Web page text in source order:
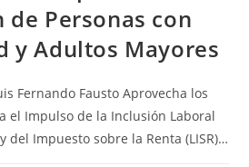
Personas con
y Adultos Mayores
Fernando Fausto Aprovecha los
el Impulso de la Inclusión Laboral
del Impuesto sobre la Renta (LISR)…